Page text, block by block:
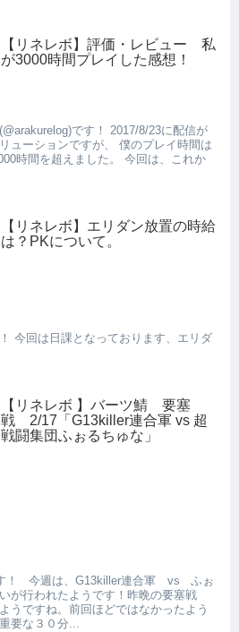
【リネレボ】評価・レビュー 私
が3000時間プレイした感想！
です！ 2017/8/23に配信が
ューションですが、 僕のプレイ時間は
時間を超えました。 今回は、これか
【リネレボ】エリダン放置の時給
は？PKについて。
今回は日課となっております、エリダ
【リネレボ 】バーツ鯖 要塞
戦 2/17「G13killer連合軍 vs 超
戦闘集団ふぉるちゅな」
！ 今週は、G13killer連合軍 vs ふぉ
が行われたようです！昨晩の要塞戦
うですね。前回ほどではなかったよう
要な３０分...